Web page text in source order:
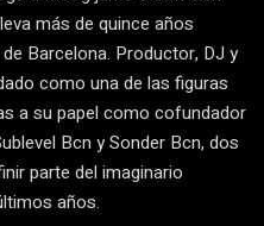
más de quince años
Barcelona. Productor, DJ y
como una de las figuras
a su papel como cofundador
Bcn y Sonder Bcn, dos
parte del imaginario
años.